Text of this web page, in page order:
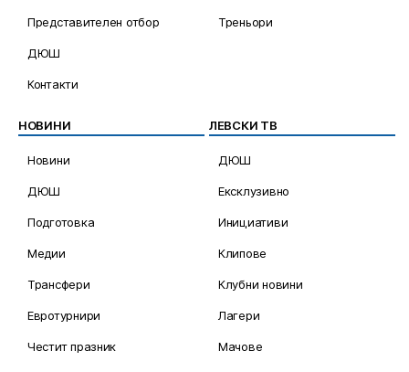
Представителен отбор
ДЮШ
Контакти
Треньори
НОВИНИ
Новини
ДЮШ
Подготовка
Медии
Трансфери
Евротурнири
Честит празник
ЛЕВСКИ ТВ
ДЮШ
Ексклузивно
Инициативи
Клипове
Клубни новини
Лагери
Мачове